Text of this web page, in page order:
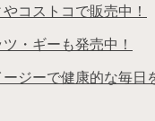
コストコで販売中！
・ギーも発売中！
ジーで健康的な毎日